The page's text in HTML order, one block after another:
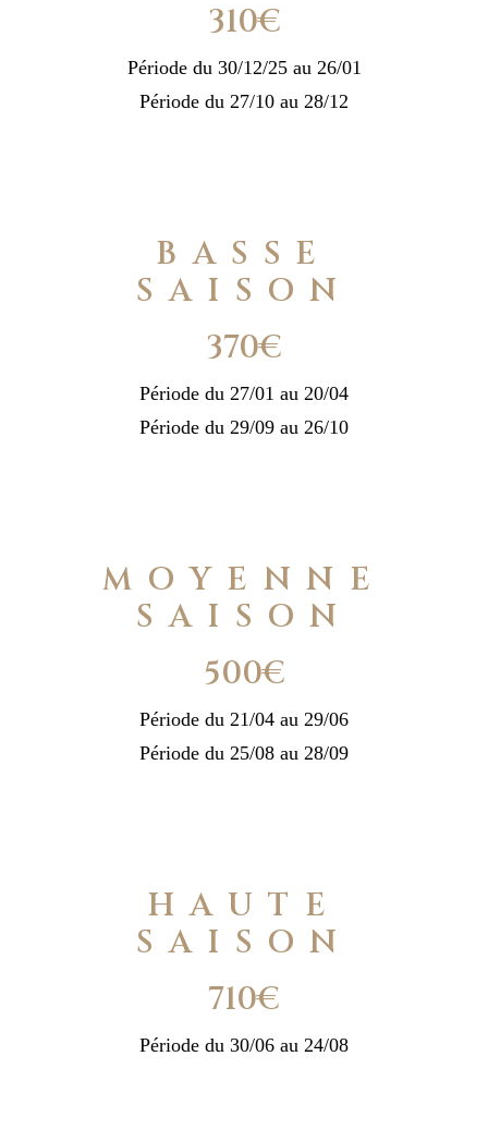
310€
Période du 30/12/25 au 26/01
Période du 27/10 au 28/12
BASSE
SAISON
370€
Période du 27/01 au 20/04
Période du 29/09 au 26/10
MOYENNE
SAISON
500€
Période du 21/04 au 29/06
Période du 25/08 au 28/09
HAUTE
SAISON
710€
Période du 30/06 au 24/08